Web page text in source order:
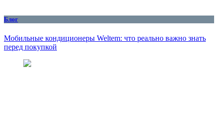
Блог
Мобильные кондиционеры Weltem: что реально важно знать
перед покупкой